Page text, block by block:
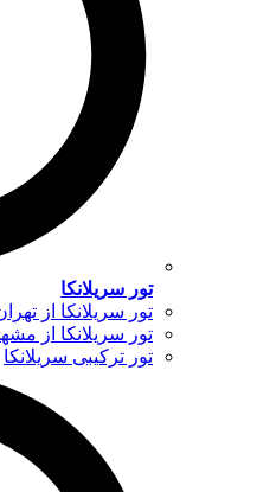
تور سریلانکا
تور سریلانکا از تهران
تور سریلانکا از مشهد
تور ترکیبی سریلانکا